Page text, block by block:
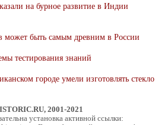
на бурное развитие в Индии
может быть самым древним в России
тестирования знаний
городе умели изготовлять стекло
2001-2021
установка активной ссылки: